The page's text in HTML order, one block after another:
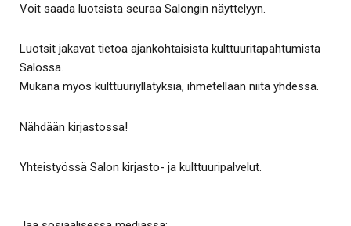
Voit saada luotsista seuraa Salongin näyttelyyn.
Luotsit jakavat tietoa ajankohtaisista kulttuuritapahtumista
Salossa.
Mukana myös kulttuuriyllätyksiä, ihmetellään niitä yhdessä.
Nähdään kirjastossa!
Yhteistyössä Salon kirjasto- ja kulttuuripalvelut.